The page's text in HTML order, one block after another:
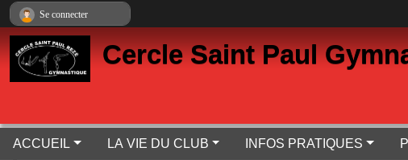
Cercle Saint Paul
ACCUEIL LA VIE DU CLUB INFOS PRATIQUES
Se connecter
Panneau de gestion des cookies